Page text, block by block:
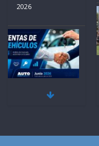
2026
Mercado